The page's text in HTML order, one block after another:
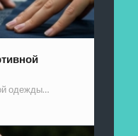
одежды…